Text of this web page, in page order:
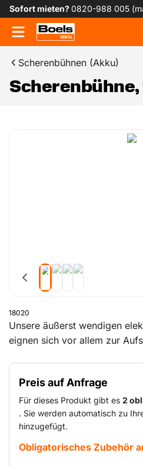
Sofort mieten?0820-988 005
Scherenbühnen (Akku)
Scherenbühne,
18020
Unsere äußerst wendigen
eignen sich vor allem zur
Alle Modelle sind kleiner als
aber oft über eine höhere
größeren Plattform bieten
zum Arbeiten. Hiermit lassen
Materialien sicher bis auf die
befördern, um dort allerlei
Preis auf Anfrage
Für dieses Produkt gibt es 2
. Sie werden automatisch zu
hinzugefügt.
Obligatorisches Zubehör